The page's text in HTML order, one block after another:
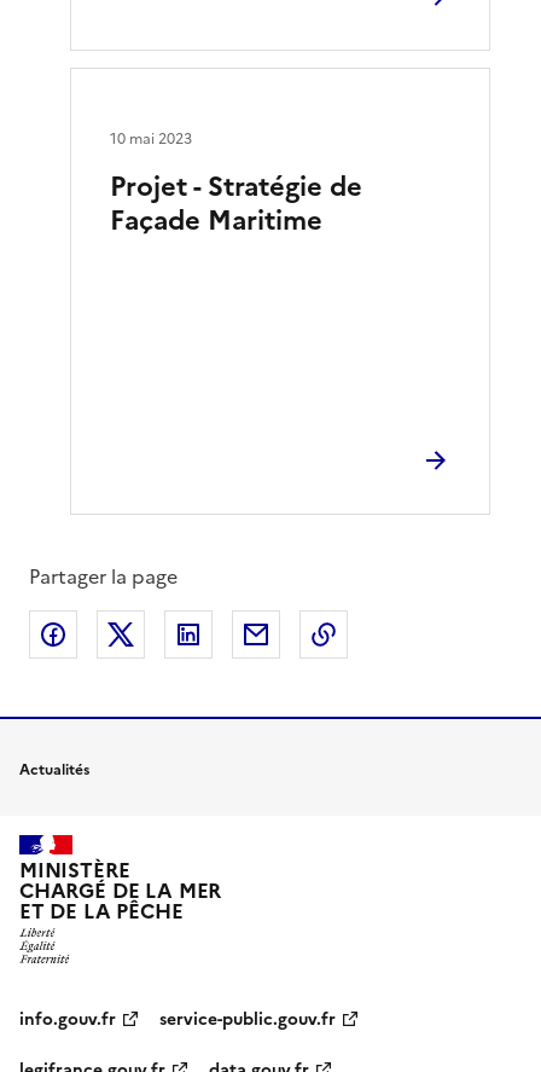
Projet - Stratégie de
Façade Maritime
10 mai 2023
Partager la page
Partager sur Facebook
Partager sur XPartager sur LinkedIn
Partager par email
Actualités
MINISTÈRE
CHARGÉ DE LA MER
ET DE LA PÊCHE
info.gouv.fr
service-public.gouv.fr